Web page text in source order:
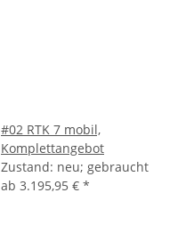
#02 RTK 7 mobil,
Komplettangebot
Zustand: neu; gebraucht
ab 3.195,95 € *